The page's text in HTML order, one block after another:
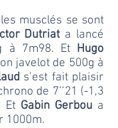
musclés se sont
Dutriata lancé
à 7m98. EtHugo
javelot de 500g à
s’est fait plaisir
de 7’’21 (-1,3
Et Gabin Gerbou a
1000m.